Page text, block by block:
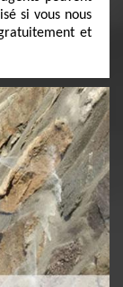
si vous nous
et